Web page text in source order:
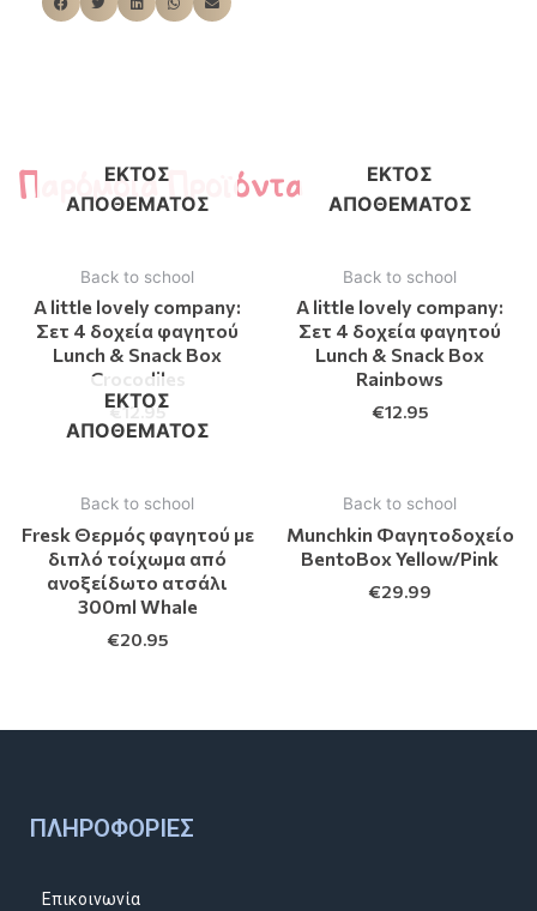
Παρόμοια Προϊόντα
ΕΚΤΌΣ
ΑΠΟΘΈΜΑΤΟΣ
Back to school
A little lovely company:
Σετ 4 δοχεία φαγητού
Lunch & Snack Box
Crocodiles
€12.95
ΕΚΤΌΣ
ΑΠΟΘΈΜΑΤΟΣ
Back to school
A little lovely company:
Σετ 4 δοχεία φαγητού
Lunch & Snack Box
Rainbows
€12.95
ΕΚΤΌΣ
ΑΠΟΘΈΜΑΤΟΣ
Back to school
Fresk Θερμός φαγητού με
διπλό τοίχωμα από
ανοξείδωτο ατσάλι
300ml Whale
€20.95
Back to school
Munchkin Φαγητοδοχείο
BentoBox Yellow/Pink
€29.99
ΠΛΗΡΟΦΟΡΊΕΣ
Επικοινωνία